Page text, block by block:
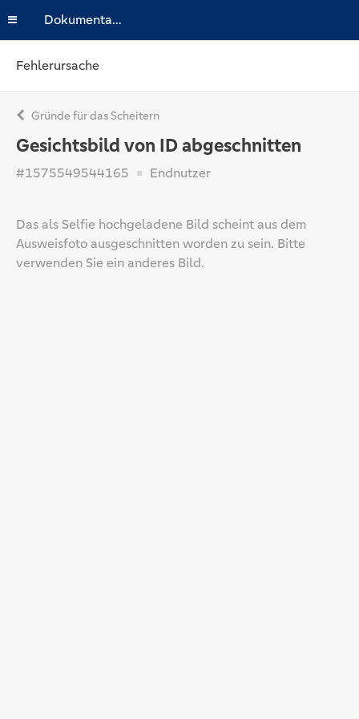
Dokumentation
Fehlerursache
Gründe für das Scheitern
Gesichtsbild von ID abgeschnitten
#1575549544165 Endnutzer
Das als Selfie hochgeladene Bild scheint aus dem
Ausweisfoto ausgeschnitten worden zu sein. Bitte
verwenden Sie ein anderes Bild.